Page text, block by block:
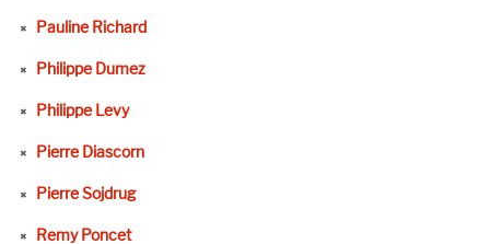
Pauline Richard
Philippe Dumez
Philippe Levy
Pierre Diascorn
Pierre Sojdrug
Remy Poncet